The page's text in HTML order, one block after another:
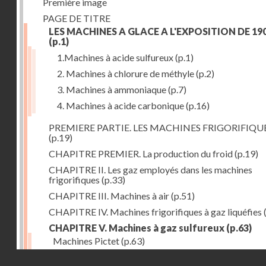
PAGE DE TITRE
LES MACHINES A GLACE A L'EXPOSITION DE
(p.1)
1.Machines à acide sulfureux(p.1)
2. Machines à chlorure de méthyle(p.2)
3. Machines à ammoniaque(p.7)
4. Machines à acide carbonique(p.16)
PREMIERE PARTIE. LES MACHINES
(p.19)
CHAPITRE PREMIER. La production du froid(p.19)
CHAPITRE II. Les gaz employés dans les machines
frigorifiques (p.33)
CHAPITRE III. Machines à air(p.51)
CHAPITRE IV. Machines frigorifiques à gaz liquéfies
CHAPITRE V. Machines à gaz sulfureux (p.63)
Machines Pictet(p.63)